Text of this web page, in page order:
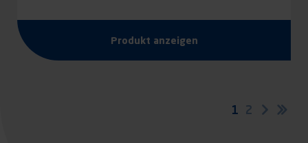
Produkt anzeigen
Aktuelle
1 Seite
2